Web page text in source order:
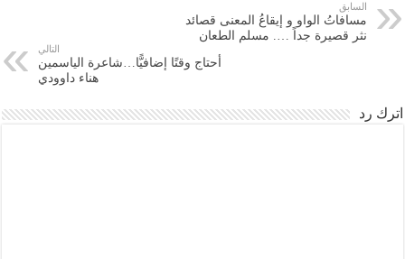
السابق
مسافاتُ الواو و إيقاعُ المعنى قصائد
نثر قصيرة جداً …. مسلم الطعان
التالي
أحتاج وقتًا إضافيًّا…شاعرة الياسمين
هناء داوودي
اترك رد